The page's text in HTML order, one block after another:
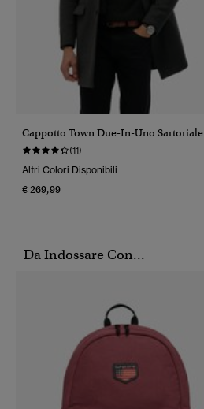
Cappotto Town Due-In-Uno Sartoriale
(11)
Altri Colori Disponibili
€ 269,99
Da Indossare Con...